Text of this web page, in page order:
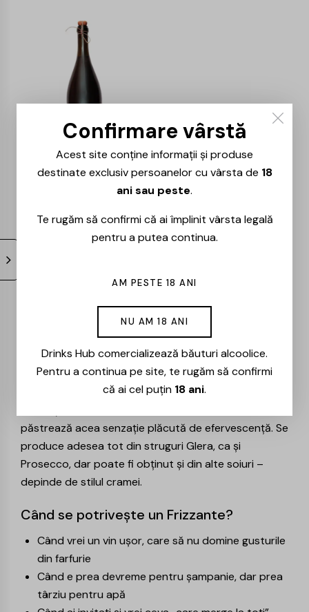
Domeniile Panciu –
Frizzante – 0.75L
Ce înseamnă, de fapt, Vin
Mulți îl confundă cu Prosecco sau cu alte spumante,
dar Frizzante are ceva aparte: e mai discret, mai
subtil, cu un perlaj mai domol. Practic, dacă vinul
zâmbet liniștit într-o după-amiază de vară.
Frizzante înseamnă un vin semi-spumant, adică are
păstrează acea senzație plăcută de efervescență. Se
produce adesea tot din struguri Glera, ca și
Prosecco, dar poate fi obținut și din alte soiuri –
depinde de stilul cramei.
Când se potrivește un Frizzante?
Când vrei un vin ușor, care să nu domine gusturile
din farfurie
Când e prea devreme pentru șampanie, dar prea
târziu pentru apă
Confirmare vârstă
Acest site conține informații și produse
destinate exclusiv persoanelor cu vârsta de 18
ani sau peste.
Te rugăm să confirmi că ai împlinit vârsta legală
pentru a putea continua.
AM PESTE 18 ANI
NU AM 18 ANI
Drinks Hub comercializează băuturi alcoolice.
Pentru a continua pe site, te rugăm să confirmi
că ai cel puțin 18 ani.